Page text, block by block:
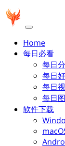
Home
每日必看
每日
每日
每日
每日
软件下载